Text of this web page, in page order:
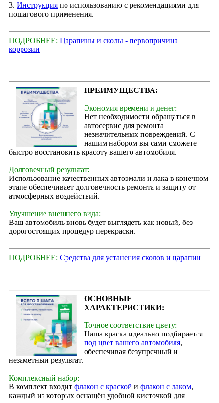
3. Инструкция по использованию с рекомендациями для
пошагового применения.
ПОДРОБНЕЕ: Царапины и сколы - первопричина
коррозии
ПРЕИМУЩЕСТВА:
Экономия времени и денег:
Нет необходимости обращаться в
автосервис для ремонта
незначительных повреждений. С
нашим набором вы сами сможете
быстро восстановить красоту вашего автомобиля.
Долговечный результат:
Использование качественных автоэмали и лака в конечном
этапе обеспечивает долговечность ремонта и защиту от
атмосферных воздействий.
Улучшение внешнего вида:
Ваш автомобиль вновь будет выглядеть как новый, без
дорогостоящих процедур перекраски.
ПОДРОБНЕЕ: Средства для устанения сколов и царапин
ОСНОВНЫЕ
ХАРАКТЕРИСТИКИ:
Точное соответствие цвету:
Наша краска идеально подбирается
под цвет вашего автомобиля,
обеспечивая безупречный и
незаметный результат.
Комплексный набор:
В комплект входит флакон с краской и флакон с лаком,
каждый из которых оснащён удобной кисточкой для